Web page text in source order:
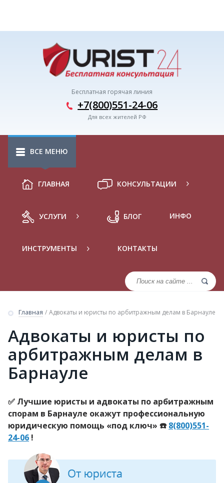
Бесплатная горячая линия
+7(800)551-24-06
Для всех жителей РФ
ВСЕ МЕНЮ
ГЛАВНАЯ КОНСУЛЬТАЦИИ
УСЛУГИ БЛОГ ИНФО
ИНСТРУМЕНТЫ КОНТАКТЫ
Главная / Адвокаты и юристы по арбитражным делам в Барнауле
Адвокаты и юристы по
арбитражным делам в
Барнауле
✅ Лучшие юристы и адвокаты по арбитражным
спорам в Барнауле окажут профессиональную
юридическую помощь «под ключ» ☎️ 8(800)551-
24-06 !